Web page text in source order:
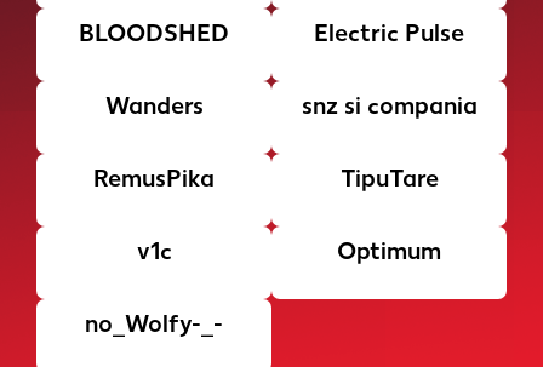
BLOODSHED Electric Pulse
Wanders snz si compania
RemusPika TipuTare
v1c Optimum
no_Wolfy-_-